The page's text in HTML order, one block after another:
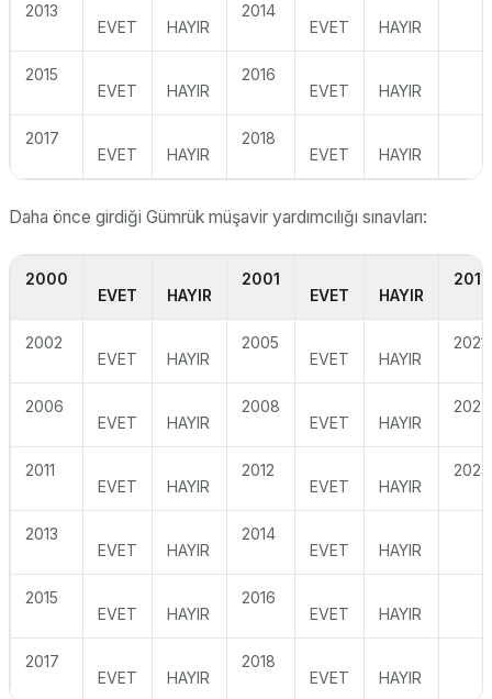
2013
EVET
HAYIR
2014
EVET
HAYIR
2015
EVET
HAYIR
2016
EVET
HAYIR
2017
EVET
HAYIR
2018
EVET
HAYIR
Daha önce girdiği Gümrük müşavir yardımcılığı sınavları:
2000
EVET
HAYIR
2001
EVET
HAYIR
2019
2002
EVET
HAYIR
2005
EVET
HAYIR
2021
2006
EVET
HAYIR
2008
EVET
HAYIR
2022
2011
EVET
HAYIR
2012
EVET
HAYIR
2023
2013
EVET
HAYIR
2014
EVET
HAYIR
2015
EVET
HAYIR
2016
EVET
HAYIR
2017
EVET
HAYIR
2018
EVET
HAYIR